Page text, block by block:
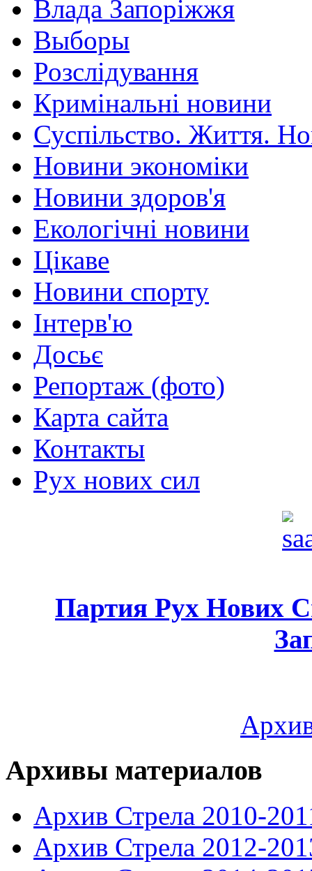
Влада Запоріжжя
Выборы
Розслідування
Кримінальні новини
Суспільство. Життя.
Новини экономіки
Новини здоров'я
Екологічні новини
Цікаве
Новини спорту
Інтерв'ю
Досьє
Репортаж (фото)
Карта сайта
Контакты
Рух нових сил
Партия Рух Нових
Архивы материалов
Архив Стрела 2010-
Архив Стрела 2012-